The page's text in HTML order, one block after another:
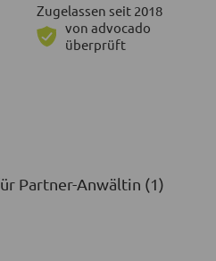
Zugelassen seit 2018
von advocado
überprüft
Partner-Anwältin (1)